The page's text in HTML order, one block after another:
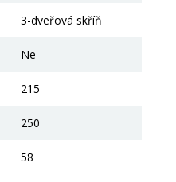
3-dveřová skříň
Ne
215
250
58